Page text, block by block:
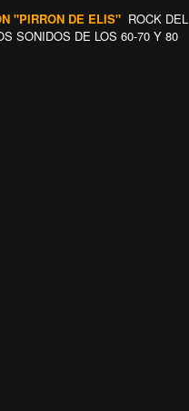
"PIRRON DE ELIS" ROCK DEL
SONIDOS DE LOS 60-70 Y 80